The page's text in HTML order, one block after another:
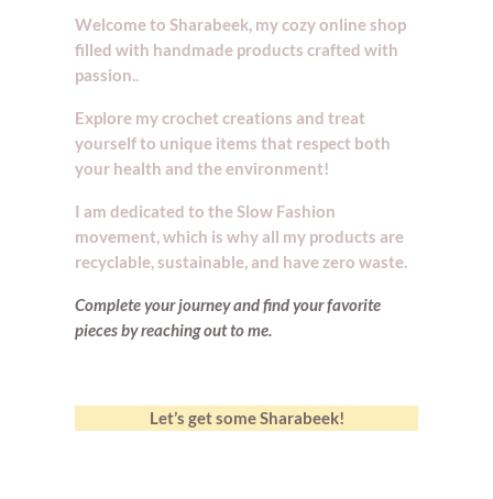
Welcome to Sharabeek, my cozy online shop
filled with handmade products crafted with
passion..
Explore my crochet creations and treat
yourself to unique items that respect both
your health and the environment!
I am dedicated to the Slow Fashion
movement, which is why all my products are
recyclable, sustainable, and have zero waste.
Complete your journey and find yourfavorite
pieces by reaching out to me.
Let’s get some Sharabeek!